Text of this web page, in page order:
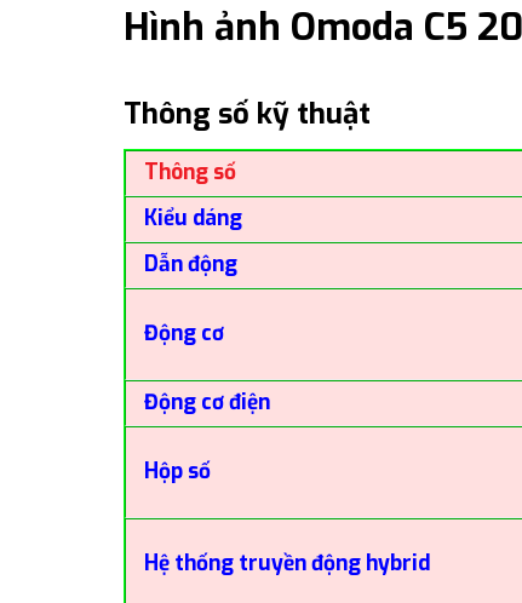
Hình ảnh Omoda C5
Thông số kỹ thuật
Thông số
Kiểu dáng
Dẫn động
Động cơ
Động cơ điện
Hộp số
Hệ thống truyền động hybrid